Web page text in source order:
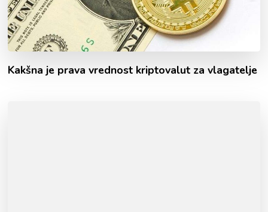
Kakšna je prava vrednost kriptovalut za vlagatelje